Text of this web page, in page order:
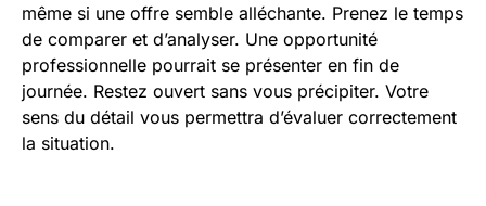
même si une offre semble alléchante. Prenez le temps
de comparer et d’analyser. Une opportunité
professionnelle pourrait se présenter en fin de
journée. Restez ouvert sans vous précipiter. Votre
sens du détail vous permettra d’évaluer correctement
la situation.